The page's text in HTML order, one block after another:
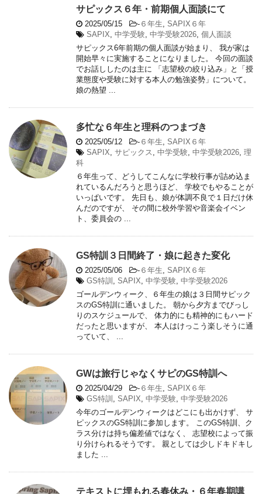
サピックス６年・前期個人面談にて
2025/05/15 - ６年生, SAPIX６年
SAPIX, 中学受験, 中学受験2026, 個人面談
サピックス6年前期の個人面談が始まり、 我が家は
開始早々に実施することになりました。 今回の面談
でお話ししたのは主に 「志望校の絞り込み」と「授
業態度や受験に対する本人の勉強姿勢」について。
娘の熱望 ...
多忙な６年生と理科のつまづき
2025/05/12 - ６年生, SAPIX６年
SAPIX, サピックス , 中学受験, 中学受験2026, 理
科
６年生って、どうしてこんなに学校行事が詰め込ま
れているんだろうと思うほど、 学校でもやることが
いっぱいです。 先日も、娘が体調不良で１日だけ休
んだのですが、 その間に校外学習や音楽会イベン
ト、委員会の ...
GS特訓３日間終了・娘に起きた変化
2025/05/06 - ６年生, SAPIX６年
GS特訓 , SAPIX, 中学受験, 中学受験2026
ゴールデンウィーク、６年生の娘は３日間サピック
スのGS特訓に通いました。 朝から夕方までびっし
りのスケジュールで、 体力的にも精神的にもハード
だったと思いますが、 本人はけっこう楽しそうに通
っていて、 ...
GWは旅行じゃなくサピのGS特訓へ
2025/04/29 - ６年生, SAPIX６年
GS特訓 , SAPIX, 中学受験, 中学受験2026
今年のゴールデンウィークはどこにも出かけず、 サ
ピックスのGS特訓に参加します。 このGS特訓、ク
ラス分けは持ち偏差値ではなく、 志望校によって振
り分けられるそうです。 親としては少しドキドキし
ました ...
テキストに埋もれる春休み・６年春期講